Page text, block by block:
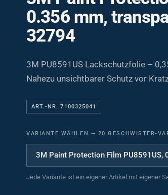
0.356 mm,
32794
3M PU8591US Lackschutzfolie –
Nahezu unsichtbarer Schutz vor
ART.-NR. 7100325041
VARIANTE WÄHLEN
Jede Variante ist ein eigener Artikel mit eigener